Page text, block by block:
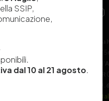
Codice fiscale e Partita
Codice di iscrizione
delle Ricerche del MIUR
SSIP,
dal 10 al 21 agosto.